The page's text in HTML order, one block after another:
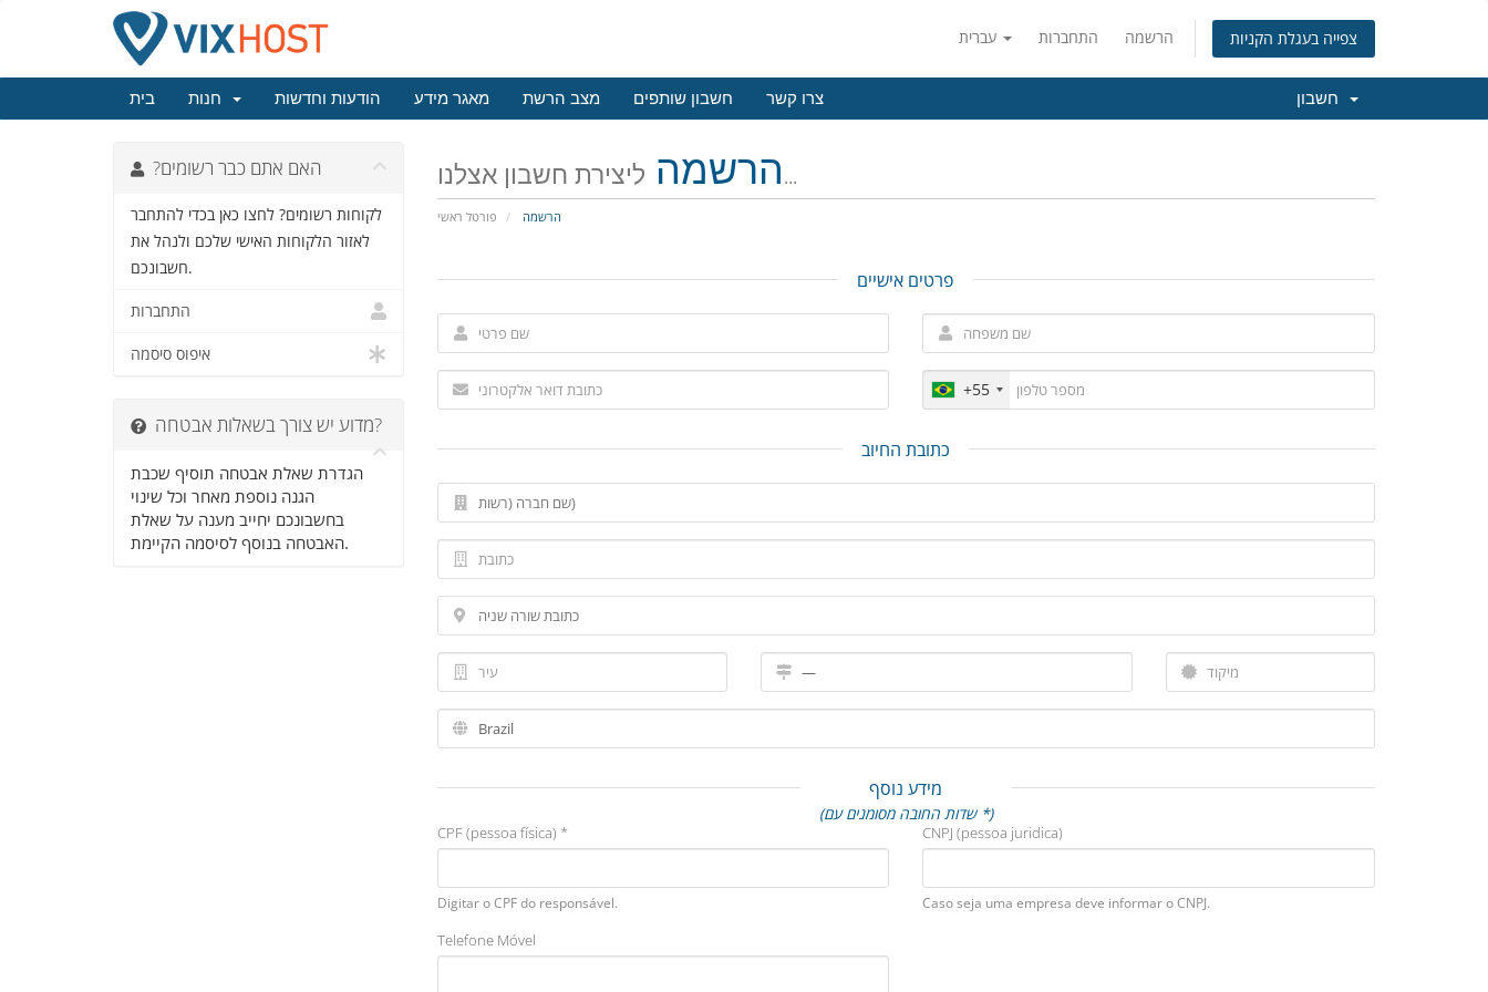
התחברות הרשמה צפייה בעגלת הקניות
בית הודעות וחדשות מאגר מידע מצב הרשת חשבון שותפים צרו קשר
הרשמהליצירת חשבון אצלנו...
פורטל ראשי הרשמה
?האם אתם כבר רשומים
לקוחות רשומים? לחצו כאן בכדי להתחבר
לאזור הלקוחות האישי שלכם ולנהל את
חשבונכם.
התחברות
איפוס סיסמה
פרטים אישיים
+55
כתובת החיוב
מידע נוסף
(שדות החובה מסומנים עם *)
CPF (pessoa física) *
Digitar o CPF do responsável.
CNPJ (pessoa juridica)
Caso seja uma empresa deve informar o CNPJ.
Telefone Móvel
מדוע יש צורך בשאלות אבטחה?
הגדרת שאלת אבטחה תוסיף שכבת
הגנה נוספת מאחר וכל שינוי
בחשבונכם יחייב מענה על שאלת
האבטחה בנוסף לסיסמה הקיימת.